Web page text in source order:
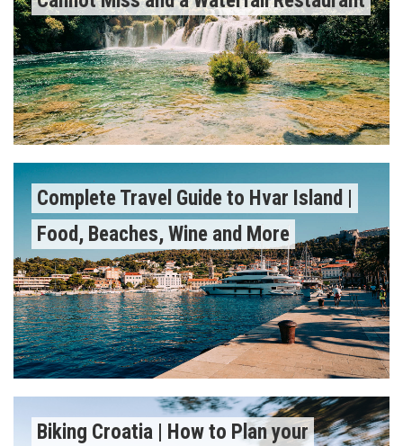
Complete Travel Guide to Hvar Island |
Food, Beaches, Wine and More
Biking Croatia | How to Plan your